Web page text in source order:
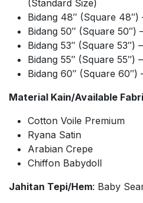
(Standard Size)
Bidang 48″ (Square 48″)
Bidang 50″ (Square 50″)
Bidang 53″ (Square 53″)
Bidang 55″ (Square 55″)
Bidang 60″ (Square 60″)
Material Kain/Available
Cotton Voile Premium
Ryana Satin
Arabian Crepe
Chiffon Babydoll
Jahitan Tepi/Hem: Baby